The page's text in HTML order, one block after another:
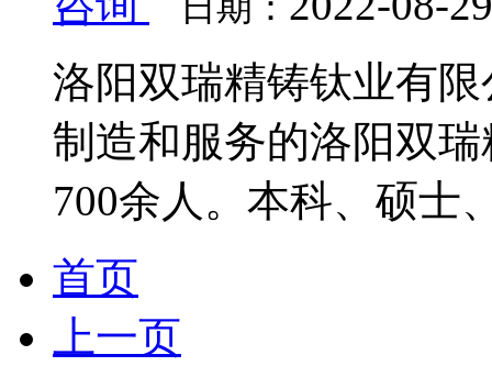
洛阳双瑞精铸钛业有
制造和服务的洛阳双
700余人。本科、硕士
首页
上一页